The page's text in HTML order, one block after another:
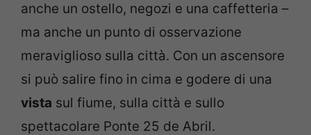
anche un ostello, negozi e una caffetteria –
ma anche un punto di osservazione
meraviglioso sulla città. Con un ascensore
si può salire fino in cima e godere di una
vista sul fiume, sulla città e sullo
spettacolare Ponte 25 de Abril.